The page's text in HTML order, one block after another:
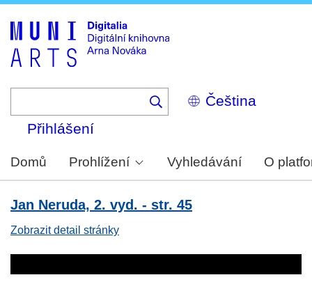
Select
your
Přihlášení
Domů Prohlížení Vyhledávání O
Jan Neruda, 2. vyd. - str. 45
Zobrazit detail stránky